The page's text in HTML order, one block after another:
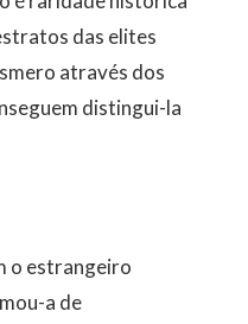
das elites
através dos
distingui-la
o estrangeiro
a de